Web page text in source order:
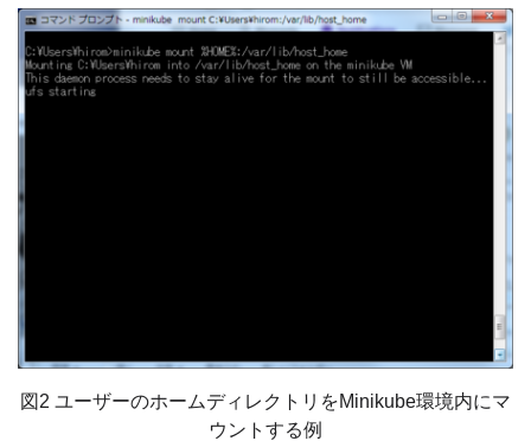
図2 ユーザーのホームディレクトリをMinikube環境内にマ
ウントする例